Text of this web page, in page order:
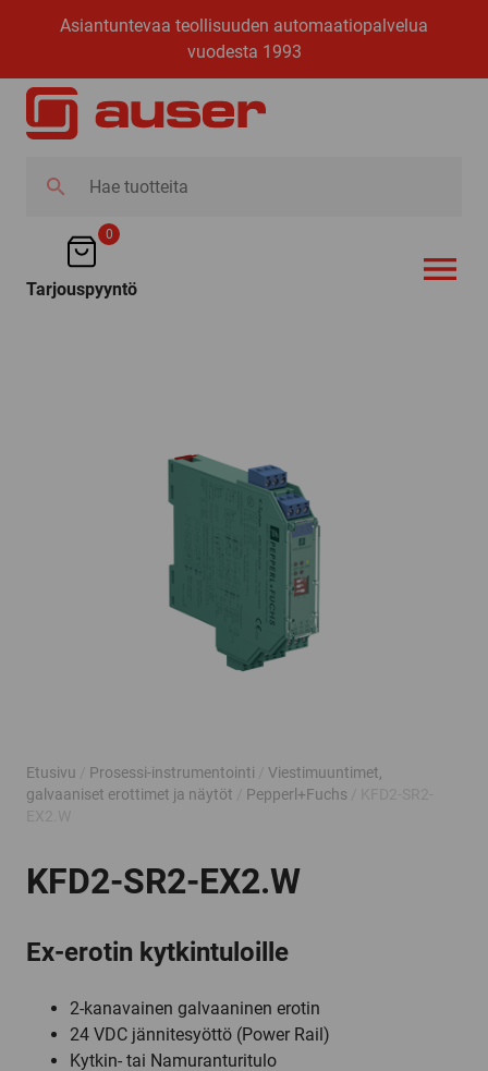
Asiantuntevaa teollisuuden automaatiopalvelua
vuodesta 1993
tuotteita
0
Tarjouspyyntö
Etusivu Prosessi-instrumentointi
Viestimuuntimet,
galvaaniset erottimet ja näytöt
Pepperl+Fuchs
KFD2-SR2-EX2.W
Ex-erotin kytkintuloille
2-kanavainen galvaaninen erotin
24 VDC jännitesyöttö (Power Rail)
Kytkin- tai Namuranturitulo